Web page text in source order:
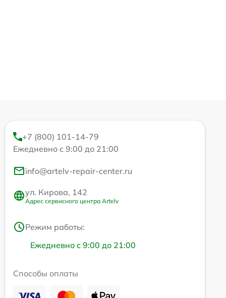
+7 (800) 101-14-79
Ежедневно с 9:00 до 21:00
info@artelv-repair-center.ru
ул. Кирова, 142
Адрес сервисного центра Artelv
Режим работы:
Ежедневно с 9:00 до 21:00
Способы оплаты